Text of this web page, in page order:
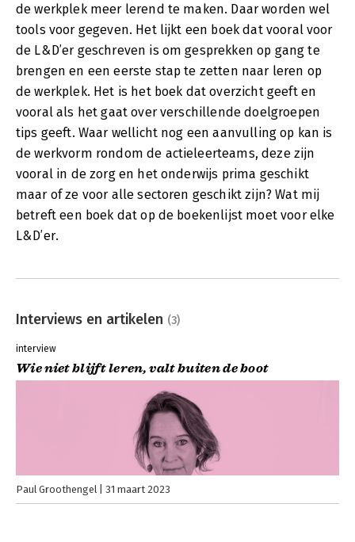
de werkplek meer lerend te maken. Daar worden wel
tools voor gegeven. Het lijkt een boek dat vooral voor
de L&D’er geschreven is om gesprekken op gang te
brengen en een eerste stap te zetten naar leren op
de werkplek. Het is het boek dat overzicht geeft en
vooral als het gaat over verschillende doelgroepen
tips geeft. Waar wellicht nog een aanvulling op kan is
de werkvorm rondom de actieleerteams, deze zijn
vooral in de zorg en het onderwijs prima geschikt
maar of ze voor alle sectoren geschikt zijn? Wat mij
betreft een boek dat op de boekenlijst moet voor elke
L&D’er.
Interviews en artikelen (3)
interview
Wie niet blijft leren, valt buiten de boot
Paul Groothengel 31 maart 2023